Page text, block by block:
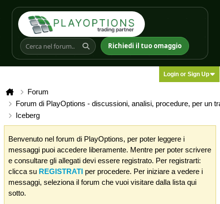
Richiedi il tuo omaggio
Login or Sign Up
Forum
Forum di PlayOptions - discussioni, analisi, procedure, per un
Iceberg
Benvenuto nel forum di PlayOptions, per poter leggere i
messaggi puoi accedere liberamente. Mentre per poter scrivere
e consultare gli allegati devi essere registrato. Per registrarti:
clicca su REGISTRATI per procedere. Per iniziare a vedere i
messaggi, seleziona il forum che vuoi visitare dalla lista qui
sotto.